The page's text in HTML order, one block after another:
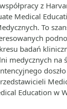
z
Medical
To
badań
medycznych na
Education w